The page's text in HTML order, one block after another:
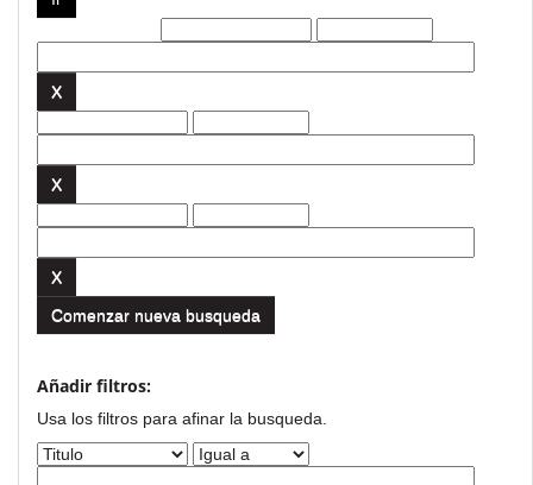
Comenzar nueva busqueda
Añadir filtros:
Usa los filtros para afinar la busqueda.